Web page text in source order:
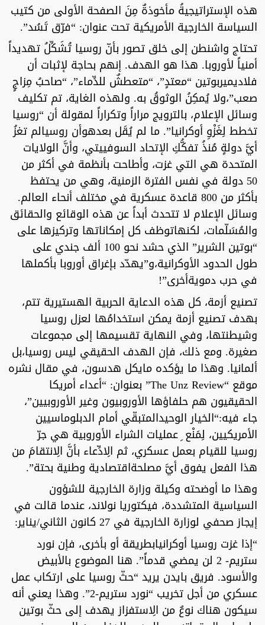
هذه الإستراتيجيةُ مأخوذةٌ مِنَ الصفحة الأولى من كتيب
السياسة الخارجية الأمريكية تحت عنوان: “فرّق تَسُد”.
تحتاج واشنطن إلى خلق تصور بأنّ روسيا تُشَكِّلُ تهديداً
أمنياً لأوروبا. هذا هو الهدف. إنهم بحاجة لإثبات أن
فلاديميربوتين “معتدٍ”، “متعطشٌ للدِّماء”، “صاحبُ مِزاجٍ
صعب”،ولا يُمكِنُ الوثوقُ به. ولهذه الغاية، تم تكليف
وسائل الإعلام، بالترويج مراراً وتكراراً لمقولة أن “روسيا
تخطط لِغَزْوِ أوكرانيا”. ما لم يُقَل بعدهوأن روسيالم تغزُ
أيَّ دولةٍ مُنذُ تفكُّكِ الإتحاد السوفييتي، وأنَّ الولايات
المتحدة هي التي غزت، وأطاحت بأنظمة في أكثر من
50 دولة في نفس الفترة الزمنية، وهي من يحتفظ
بأكثر من 800 قاعدة عسكرية في مختلف أنحاء العالم.
وسائل الإعلام لا تتحدث أبداً عن هذه الوقائع والحقائق
والمُسَلّمات، لكنهاتوظف كل إمكاناتها وتركيزها على
“بوتين الشرير” الذي حشد نحو 100 ألف جندي على
طول الحدود الأوكرانية،و”يهدّد بإغراق أوروبا بأكملها
في حرب دمويةأخرى”!
تصنيع أزمة، كل هذه الدعاية الحربية الهستيرية تتم،
بهدف تصنيع أزمة يمكن استخدامُها لعزل روسيا
وشيطنتها، وفي النهاية تقسيمها إلى مجموعات
صغيرة. ومع ذلك، فإن الهدف الحقيقي ليس روسيا،بل
ألمانيا. وهذا ما يؤكده مايكل هدسون، في مقال نشره
موقع “The Unz Review” بعنوان: “أعداء أمريكا
الحقيقيون هم حلفاؤها الأوروبيون وغير الأوروبيين”،
جاء فيه:“الخيار الوحيدالمتبقّي أمام الدبلوماسيين
الأمريكيين، لِمَنْع ِ عمليات الشراء الأوروبية هي جرّ
روسيا للقيام بعمل عسكري، ثم الِادِّعاء بأنَّ الِانتقامَ من
هذا الفعل يفوق أيَّ مصلحةاقتصادية وطنية بحتة”.
وهذا ما أوضحته وكيلة وزارة الخارجية للشؤون
السياسية المتشددة، فيكتوريا نولاند، عندما قالت في
إيجاز صحفي لوزارة الخارجية في 27 كانون الثاني/يناير:
“إذا غزت روسيا أوكرانيابطريقة أو بأخرى، فإن نورد
ستريم- 2 لن يمضي قدماً”. هنا الموضوع بالأبيض
والأسود. فريق بايدن يريد “حثّ روسيا على ارتكاب عمل
عسكري من أجل تخريب “نورد ستريم-2”. وهذا يعني أنه
سيكون هناك نوعٌ من الِاستفزاز يهدف إلى حثّ بوتين